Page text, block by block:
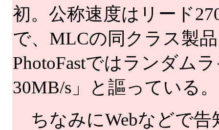
初。公称速度はリード
で、MLCの同クラス製
PhotoFastではランダム
30MB/s」と謳っている。
ちなみにWebなどで告